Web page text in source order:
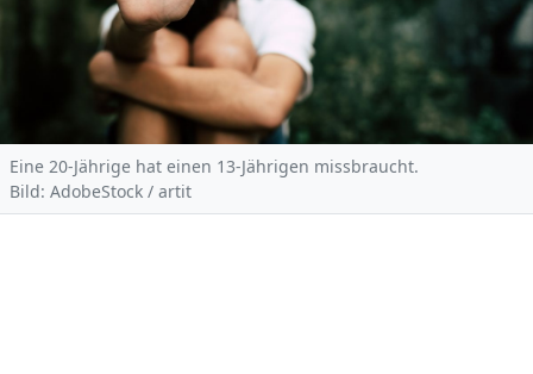
Eine 20-Jährige hat einen 13-Jährigen missbraucht.
Bild: AdobeStock / artit